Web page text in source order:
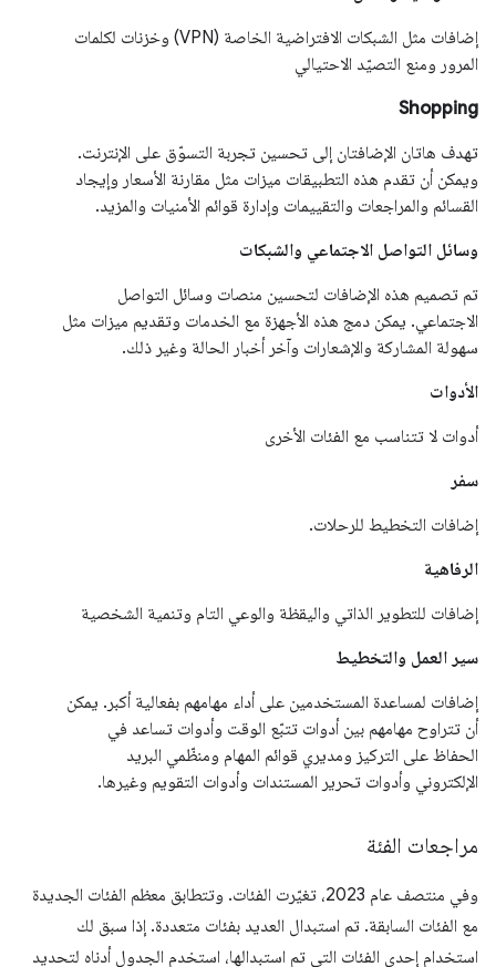
إضافات مثل الشبكات الافتراضية الخاصة (VPN) وخزنات لكلمات
المرور ومنع التصيّد الاحتيالي
Shopping
تهدف هاتان الإضافتان إلى تحسين تجربة التسوّق على الإنترنت.
ويمكن أن تقدم هذه التطبيقات ميزات مثل مقارنة الأسعار وإيجاد
القسائم والمراجعات والتقييمات وإدارة قوائم الأمنيات والمزيد.
وسائل التواصل الاجتماعي والشبكات
تم تصميم هذه الإضافات لتحسين منصات وسائل التواصل
الاجتماعي. يمكن دمج هذه الأجهزة مع الخدمات وتقديم ميزات مثل
سهولة المشاركة والإشعارات وآخر أخبار الحالة وغير ذلك.
الأدوات
أدوات لا تتناسب مع الفئات الأخرى
سفر
إضافات التخطيط للرحلات.
الرفاهية
إضافات للتطوير الذاتي واليقظة والوعي التام وتنمية الشخصية
سير العمل والتخطيط
إضافات لمساعدة المستخدمين على أداء مهامهم بفعالية أكبر. يمكن
أن تتراوح مهامهم بين أدوات تتبّع الوقت وأدوات تساعد في
الحفاظ على التركيز ومديري قوائم المهام ومنظّمي البريد
الإلكتروني وأدوات تحرير المستندات وأدوات التقويم وغيرها.
مراجعات الفئة
وفي منتصف عام 2023، تغيّرت الفئات. وتتطابق معظم الفئات الجديدة
مع الفئات السابقة. تم استبدال العديد بفئات متعددة. إذا سبق لك
استخدام إحدى الفئات التي تم استبدالها، استخدم الجدول أدناه لتحديد